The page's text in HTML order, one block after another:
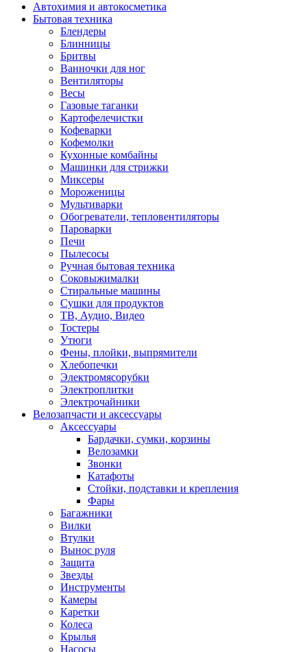
Автохимия и автокосметика
Бытовая техника
Блендеры
Блинницы
Бритвы
Ванночки для ног
Вентиляторы
Весы
Газовые таганки
Картофелечистки
Кофеварки
Кофемолки
Кухонные комбайны
Машинки для стрижки
Миксеры
Мороженицы
Мультиварки
Обогреватели, тепловентиляторы
Пароварки
Печи
Пылесосы
Ручная бытовая техника
Соковыжималки
Стиральные машины
Сушки для продуктов
ТВ, Аудио, Видео
Тостеры
Утюги
Фены, плойки, выпрямители
Хлебопечки
Электромясорубки
Электроплитки
Электрочайники
Велозапчасти и аксессуары
Аксессуары
Бардачки, сумки, корзины
Велозамки
Звонки
Катафоты
Стойки, подставки и крепления
Фары
Багажники
Вилки
Втулки
Вынос руля
Защита
Звезды
Инструменты
Камеры
Каретки
Колеса
Крылья
Насосы